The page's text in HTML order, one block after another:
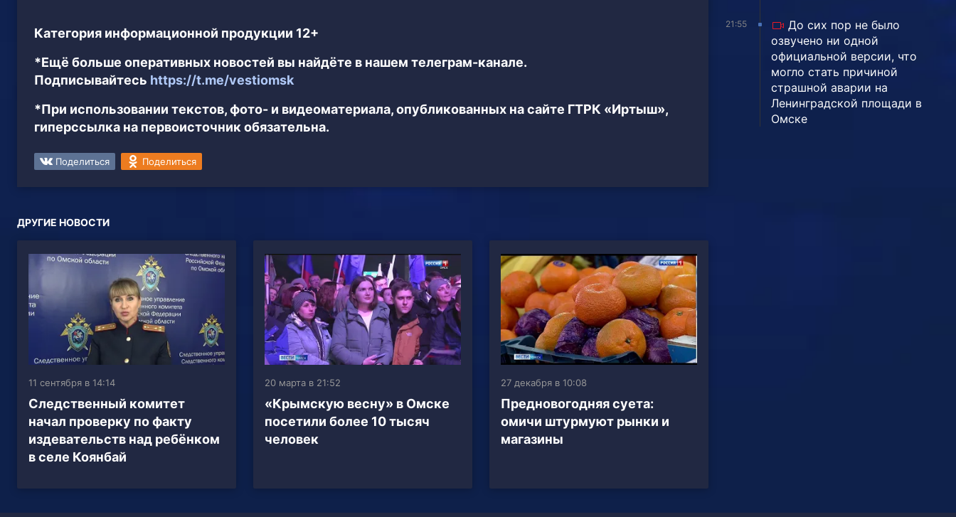
Категория информационной продукции 12+
*Ещё больше оперативных новостей вы найдёте в нашем телеграм-канале.
Подписывайтесь https://t.me/vestiomsk
*При использовании текстов, фото- и видеоматериала, опубликованных на сайте ГТРК «Иртыш»,
гиперссылка на первоисточник обязательна.
Поделиться Поделиться
ДРУГИЕ НОВОСТИ
11 сентября в 14:14
Следственный комитет
начал проверку по факту
издевательств над ребёнком
в селе Коянбай
20 марта в 21:52
«Крымскую весну» в Омске
посетили более 10 тысяч
человек
27 декабря в 10:08
Предновогодняя суета:
омичи штурмуют рынки и
магазины
21:55
До сих пор не было
озвучено ни одной
официальной версии, что
могло стать причиной
страшной аварии на
Ленинградской площади в
Омске